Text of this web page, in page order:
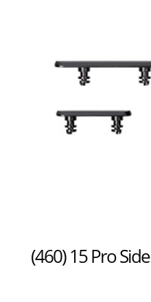
(460) 15 Pro